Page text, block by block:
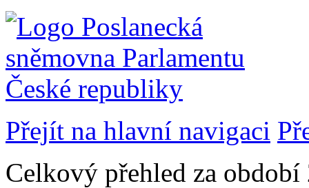
Přejít na hlavní navigaci
Celkový přehled za